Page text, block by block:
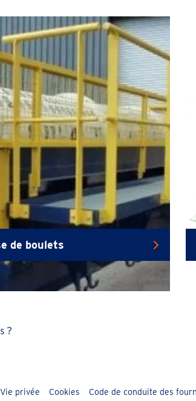
de boulets
?
Vie privée Cookies Code de conduite des